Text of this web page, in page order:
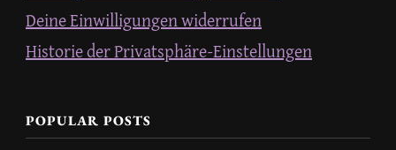
Deine Einwilligungen widerrufen
Historie der Privatsphäre-Einstellungen
POPULAR POSTS